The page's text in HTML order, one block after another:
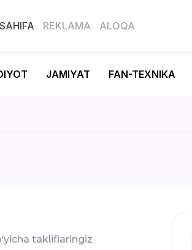
REKLAMA ALOQA
JAMIYAT FAN-TEXNIKA
takliflaringiz